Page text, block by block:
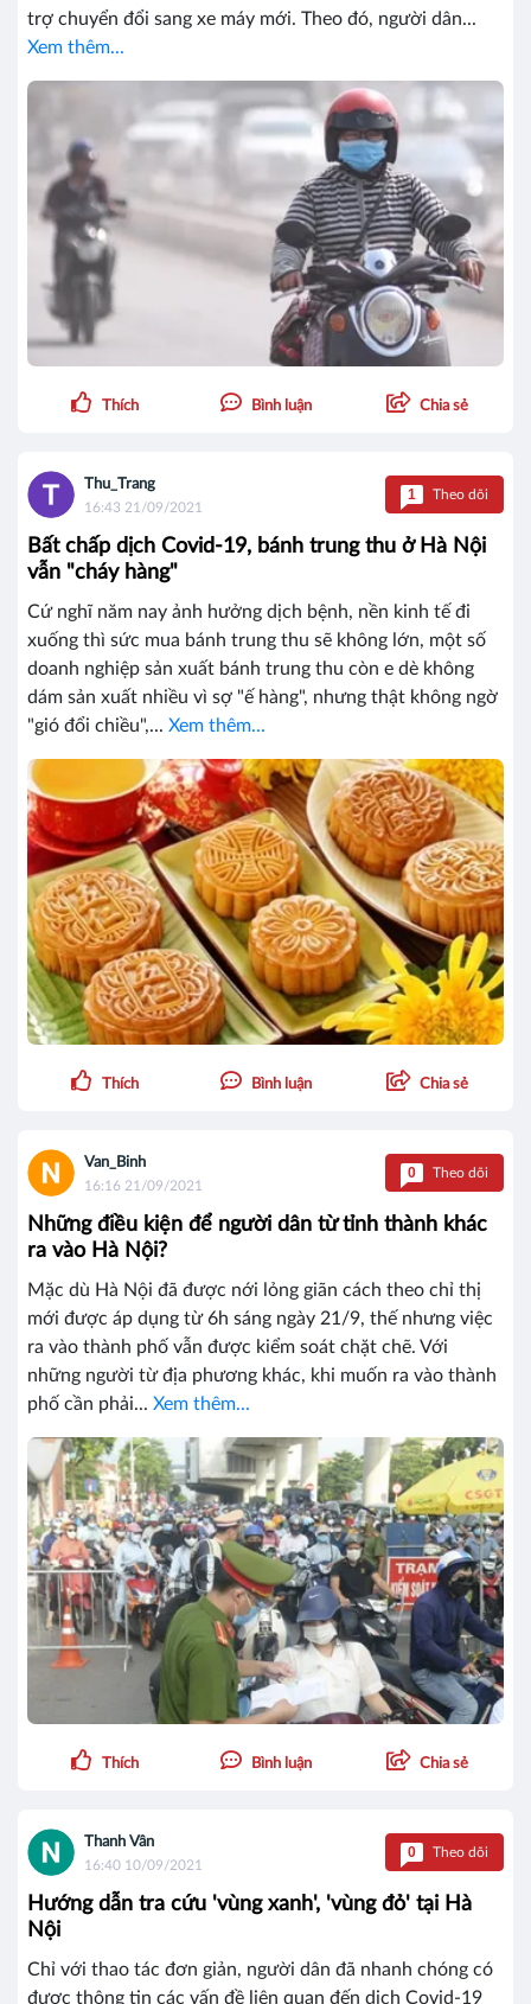
trợ chuyển đổi sang xe máy mới. Theo đó, người dân...
Xem thêm...
Thích Bình luận Chia sẻ
Thu_Trang
16:43 21/09/2021
1 Theo dõi
Bất chấp dịch Covid-19, bánh trung thu ở Hà Nội
vẫn "cháy hàng"
Cứ nghĩ năm nay ảnh hưởng dịch bệnh, nền kinh tế đi
xuống thì sức mua bánh trung thu sẽ không lớn, một số
doanh nghiệp sản xuất bánh trung thu còn e dè không
dám sản xuất nhiều vì sợ "ế hàng", nhưng thật không ngờ
"gió đổi chiều",... Xem thêm...
Thích Bình luận Chia sẻ
Van_Binh
16:16 21/09/2021
0 Theo dõi
Những điều kiện để người dân từ tỉnh thành khác
ra vào Hà Nội?
Mặc dù Hà Nội đã được nới lỏng giãn cách theo chỉ thị
mới được áp dụng từ 6h sáng ngày 21/9, thế nhưng việc
ra vào thành phố vẫn được kiểm soát chặt chẽ. Với
những người từ địa phương khác, khi muốn ra vào thành
phố cần phải... Xem thêm...
Thích Bình luận Chia sẻ
Thanh Vân
16:40 10/09/2021
0 Theo dõi
Hướng dẫn tra cứu 'vùng xanh', 'vùng đỏ' tại Hà
Nội
Chỉ với thao tác đơn giản, người dân đã nhanh chóng có
được thông tin các vấn đề liên quan đến dịch Covid-19